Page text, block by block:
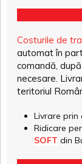
Costurile de
automat în
comandă,
necesare.
teritoriul
Livrare prin
Ridicare
SOFT din